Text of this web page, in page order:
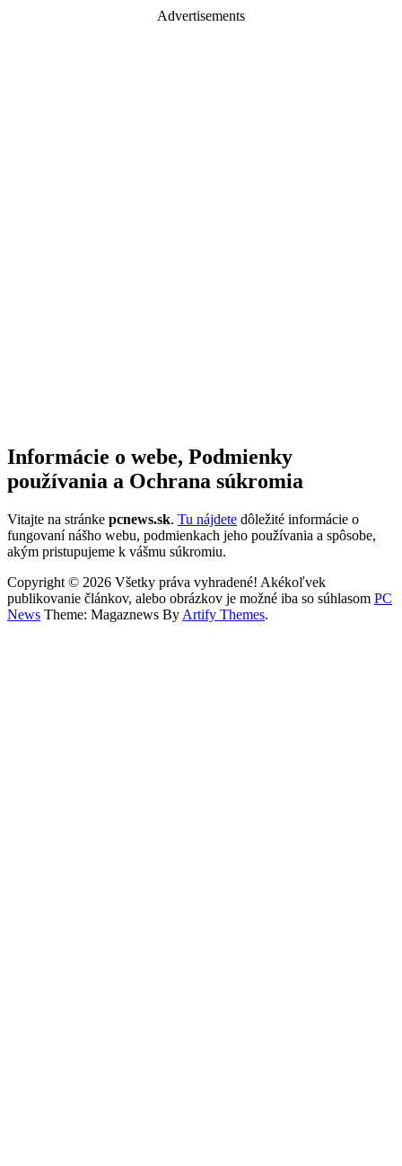
Advertisements
Informácie o webe, Podmienky
používania a Ochrana súkromia
Vitajte na stránke pcnews.sk. Tu nájdete dôležité informácie o
fungovaní nášho webu, podmienkach jeho používania a spôsobe,
akým pristupujeme k vášmu súkromiu.
Copyright © 2026 Všetky práva vyhradené! Akékoľvek
publikovanie článkov, alebo obrázkov je možné iba so súhlasom PC
News Theme: Magaznews By Artify Themes.